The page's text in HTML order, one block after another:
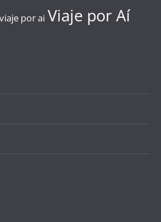
viaje por ai Viaje por Aí